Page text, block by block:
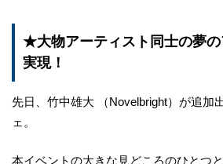
★大物アーティスト同士の夢
実現！
先日、竹中雄大 （Novelbright）が追加
ェ。
本イベントの大きな見どころのひとつ